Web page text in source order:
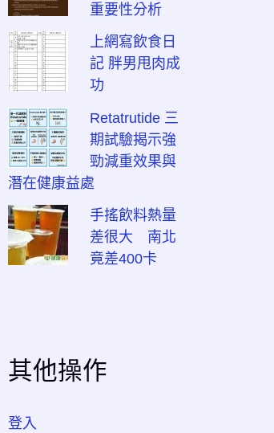
重要性分析
上網寫飲食日
記 胖男甩肉成
功
Retatrutide 三
期試驗揭示強
勁減重效果與
潛在健康益處
手搖飲料熱量
差很大 南北
竟差400卡
其他操作
登入